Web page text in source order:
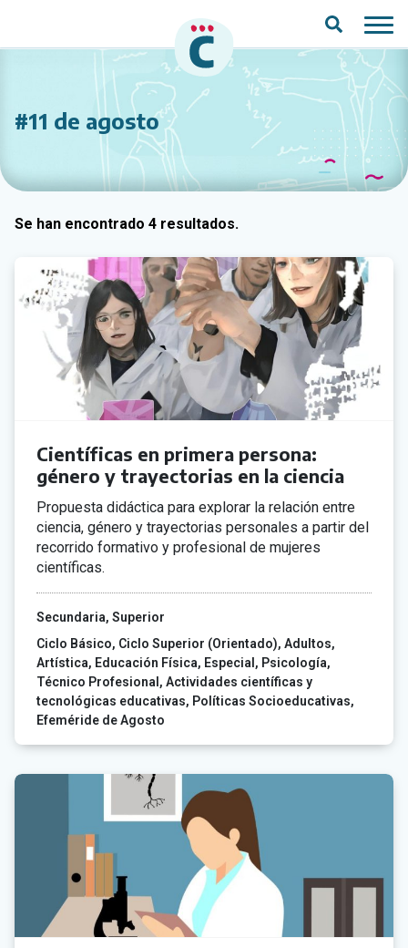
#11 de agosto
Se han encontrado 4 resultados.
Científicas en primera persona:
género y trayectorias en la ciencia
Propuesta didáctica para explorar la relación entre
ciencia, género y trayectorias personales a partir del
recorrido formativo y profesional de mujeres
científicas.
Secundaria Superior
Ciclo Básico Ciclo Superior (Orientado) Adultos
Artística
Educación Física Especial
Psicología
Técnico Profesional
Actividades científicas y
tecnológicas educativas
Políticas Socioeducativas
Efeméride de Agosto